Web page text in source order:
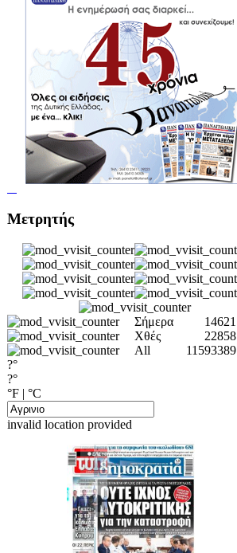
Μετρητής
Σήμερα
14621
Χθές
22858
All
11593389
?°
?°
°F | °C
invalid location provided